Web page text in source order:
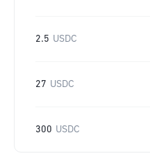
2.5 USDC
27 USDC
300 USDC